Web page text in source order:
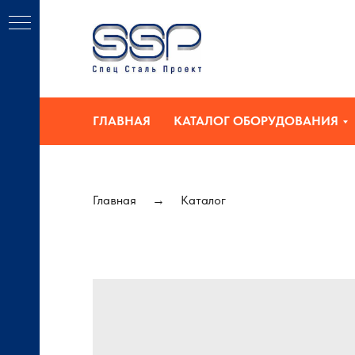
ГЛАВНАЯ КАТАЛОГ ОБОРУДОВАНИЯ
Главная Каталог